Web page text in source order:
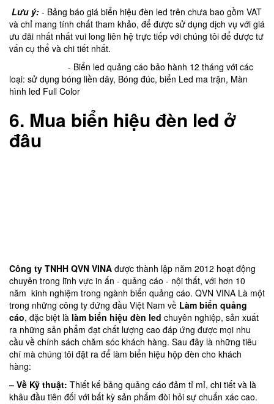
Lưu ý: - Bảng báo giá biển hiệu đèn led trên chưa bao gồm VAT
và chỉ mang tính chất tham khảo, để được sử dụng dịch vụ với giá
ưu đãi nhất nhất vui long liên hệ trực tiếp với chúng tôi để được tư
vấn cụ thể và chi tiết nhất.
- Biển led quảng cáo bảo hành 12 tháng với các
loại: sử dụng bóng liền dây, Bóng đúc, biển Led ma trận, Màn
hình led Full Color
6. Mua biển hiệu đèn led ở
đâu
Công ty TNHH QVN VINA được thành lập năm 2012 hoạt động
chuyên trong lĩnh vực in ấn - quảng cáo - nội thất, với hơn 10
năm kinh nghiệm trong ngành biển quảng cáo. QVN VINA Là một
trong những công ty đứng đầu Việt Nam về Làm biển quảng
cáo, đặc biệt là làm biển hiệu đèn led chuyên nghiệp, sản xuất
ra những sản phẩm đạt chất lượng cao đáp ứng được mọi nhu
cầu về chính sách chăm sóc khách hàng. Sau đây là những tiêu
chí mà chúng tôi đặt ra để làm biển hiệu hộp đèn cho khách
hàng:
– Về Kỹ thuật: Thiết kế bảng quảng cáo đảm tỉ mỉ, chi tiết và là
khâu đầu tiên đối với bất kỳ sản phẩm đòi hỏi sự chuẩn xác cao.